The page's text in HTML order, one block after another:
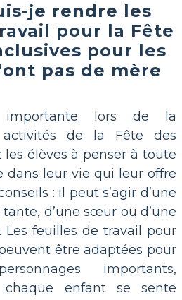
je rendre les
pour la Fête
pour les
pas de mère
importante lors de la
activités de la Fête des
les élèves à penser à toute
leur vie qui leur offre
: il peut s’agir d’une
d’une sœur ou d’une
feuilles de travail pour
être adaptées pour
importants,
chaque enfant se sente